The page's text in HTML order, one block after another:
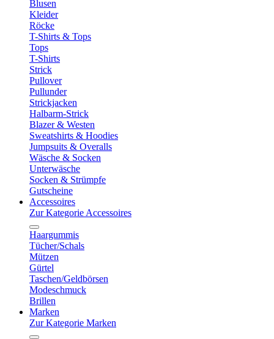
Blusen
Kleider
Röcke
T-Shirts & Tops
Tops
T-Shirts
Strick
Pullover
Pullunder
Strickjacken
Halbarm-Strick
Blazer & Westen
Sweatshirts & Hoodies
Jumpsuits & Overalls
Wäsche & Socken
Unterwäsche
Socken & Strümpfe
Gutscheine
Accessoires
Zur Kategorie Accessoires
Haargummis
Tücher/Schals
Mützen
Gürtel
Taschen/Geldbörsen
Modeschmuck
Brillen
Marken
Zur Kategorie Marken